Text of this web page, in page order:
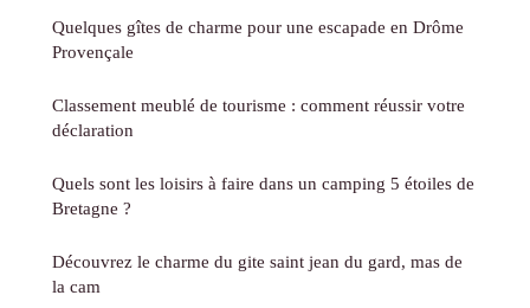
Quelques gîtes de charme pour une escapade en Drôme
Provençale
Classement meublé de tourisme : comment réussir votre
déclaration
Quels sont les loisirs à faire dans un camping 5 étoiles de
Bretagne ?
Découvrez le charme du gite saint jean du gard, mas de
la cam